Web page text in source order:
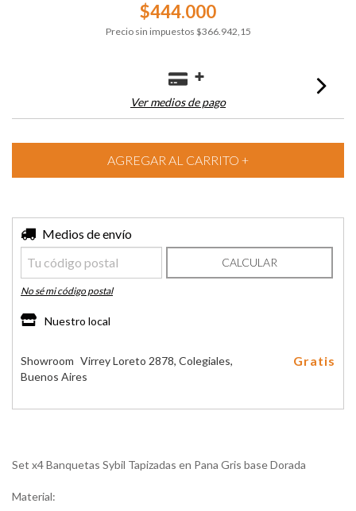
$444.000
Precio sin impuestos $366.942,15
Ver medios de pago
Entregas para el CP:
Medios de envío
CALCULAR
No sé mi código postal
Nuestro local
Showroom Virrey Loreto 2878, Colegiales,
Buenos Aires
Gratis
Set x4 Banquetas Sybil Tapizadas en Pana Gris base Dorada
Material: